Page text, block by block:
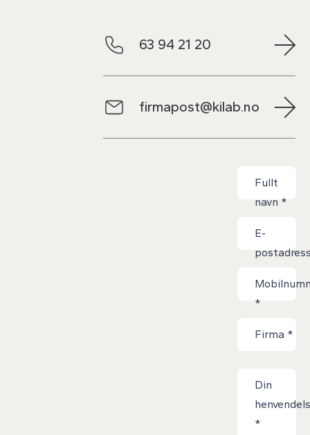
63 94 21 20
firmapost@kilab.no
Fullt
navn *
E-
*
Firma *
Din
*